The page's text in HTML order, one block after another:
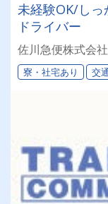
未経験OK/し
ドライバー
佐川急便株式会
寮・社宅あり 交